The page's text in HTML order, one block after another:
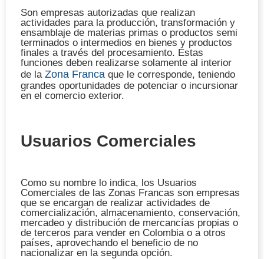
Son empresas autorizadas que realizan
actividades para la producción, transformación y
ensamblaje de materias primas o productos semi
terminados o intermedios en bienes y productos
finales a través del procesamiento. Estas
funciones deben realizarse solamente al interior
de la Zona Franca que le corresponde, teniendo
grandes oportunidades de potenciar o incursionar
en el comercio exterior.
Usuarios Comerciales
Como su nombre lo indica, los Usuarios
Comerciales de las Zonas Francas son empresas
que se encargan de realizar actividades de
comercialización, almacenamiento, conservación,
mercadeo y distribución de mercancías propias o
de terceros para vender en Colombia o a otros
países, aprovechando el beneficio de no
nacionalizar en la segunda opción.